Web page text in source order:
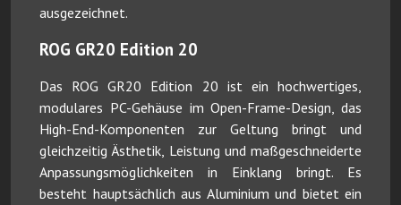
ausgezeichnet.
ROG GR20 Edition 20
Das ROG GR20 Edition 20 ist ein hochwertiges,
modulares PC-Gehäuse im Open-Frame-Design, das
High-End-Komponenten zur Geltung bringt und
gleichzeitig Ästhetik, Leistung und maßgeschneiderte
Anpassungsmöglichkeiten in Einklang bringt. Es
besteht hauptsächlich aus Aluminium und bietet ein